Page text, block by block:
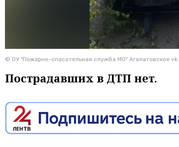
© ОУ "Пожарно-спасательная служба МО" Агалатовское
Пострадавших в ДТП нет.